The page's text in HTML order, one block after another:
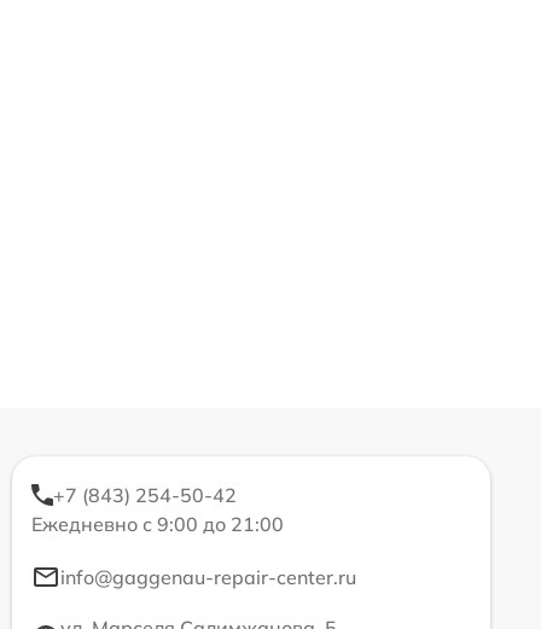
+7 (843) 254-50-42
Ежедневно с 9:00 до 21:00
info@gaggenau-repair-center.ru